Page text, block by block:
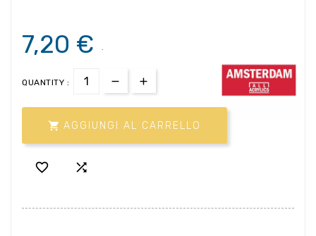
7,20 € .
QUANTITY :
 AGGIUNGI AL CARRELLO
 